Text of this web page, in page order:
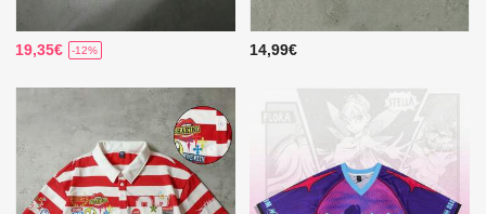
19,35€ -12% 14,99€